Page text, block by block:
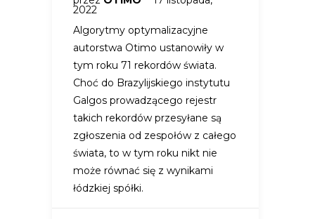
2022
Algorytmy optymalizacyjne
autorstwa Otimo ustanowiły w
tym roku 71 rekordów świata.
Choć do Brazylijskiego instytutu
Galgos prowadzącego rejestr
takich rekordów przesyłane są
zgłoszenia od zespołów z całego
świata, to w tym roku nikt nie
może równać się z wynikami
łódzkiej spółki.